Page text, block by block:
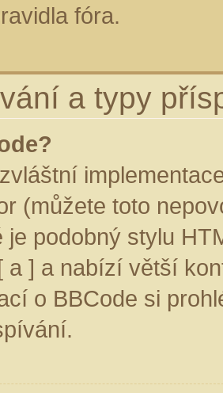
fóra.
a typy
(můžete toto
je podobný stylu
a ] a nabízí větší
o BBCode si